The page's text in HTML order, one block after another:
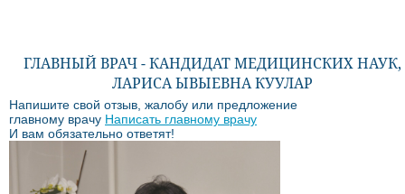
ГЛАВНЫЙ ВРАЧ - КАНДИДАТ МЕДИЦИНСКИХ НАУК,
ЛАРИСА ЫВЫЕВНА КУУЛАР
Напишите свой отзыв, жалобу или предложение
главному врачу Написать главному врачу
И вам обязательно ответят!